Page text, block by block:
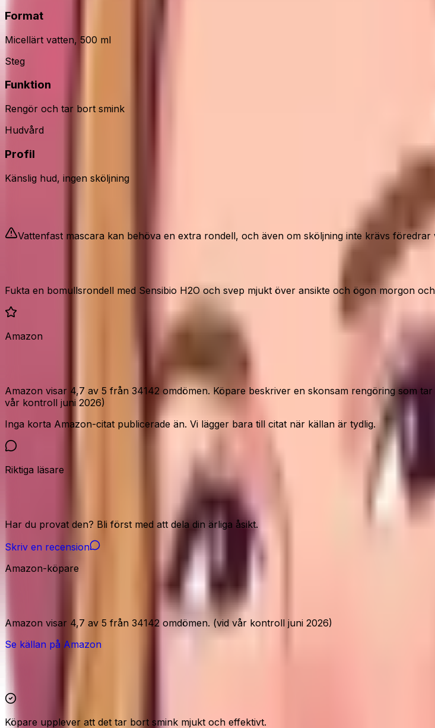
Format
Micellärt vatten, 500 ml
Steg
Funktion
Rengör och tar bort smink
Hudvård
Profil
Känslig hud, ingen sköljning
Vattenfast mascara kan behöva en extra rondell, och även om sköljning inte krävs
Fukta en bomullsrondell med Sensibio H2O och svep mjukt över ansikte och ögon morgon
Amazon
Vad Amazon-köparna säger
Amazon visar 4,7 av 5 från 34142 omdömen. Köpare beskriver en skonsam rengöring som
vår kontroll juni 2026)
Inga korta Amazon-citat publicerade än. Vi lägger bara till citat när källan är tydlig.
Riktiga läsare
Har du provat den? Bli först med att dela din ärliga åsikt.
Skriv en recension
Amazon-köpare
Amazon visar 4,7 av 5 från 34142 omdömen. (vid vår kontroll juni 2026)
Se källan på Amazon
Köpare upplever att det tar bort smink mjukt och effektivt.